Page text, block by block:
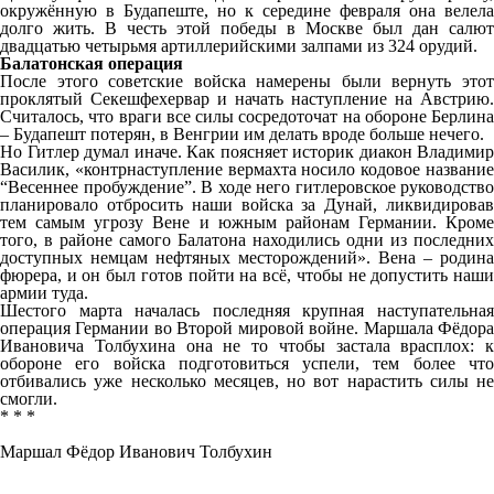
окружённую в Будапеште, но к середине февраля она велела
долго жить. В честь этой победы в Москве был дан салют
двадцатью четырьмя артиллерийскими залпами из 324 орудий.
Балатонская операция
После этого советские войска намерены были вернуть этот
проклятый Секешфехервар и начать наступление на Австрию.
Считалось, что враги все силы сосредоточат на обороне Берлина
– Будапешт потерян, в Венгрии им делать вроде больше нечего.
Но Гитлер думал иначе. Как поясняет историк диакон Владимир
Василик, «контрнаступление вермахта носило кодовое название
“Весеннее пробуждение”. В ходе него гитлеровское руководство
планировало отбросить наши войска за Дунай, ликвидировав
тем самым угрозу Вене и южным районам Германии. Кроме
того, в районе самого Балатона находились одни из последних
доступных немцам нефтяных месторождений». Вена – родина
фюрера, и он был готов пойти на всё, чтобы не допустить наши
армии туда.
Шестого марта началась последняя крупная наступательная
операция Германии во Второй мировой войне. Маршала Фёдора
Ивановича Толбухина она не то чтобы застала врасплох: к
обороне его войска подготовиться успели, тем более что
отбивались уже несколько месяцев, но вот нарастить силы не
смогли.
* * *
Маршал Фёдор Иванович Толбухин